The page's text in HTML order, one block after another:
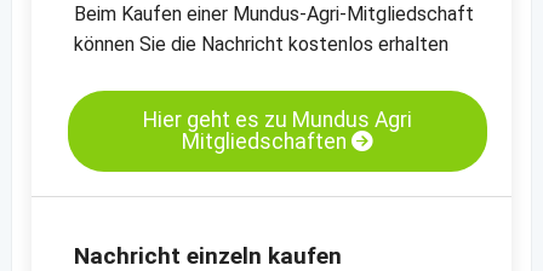
-weitere Preischarts
Beim Kaufen einer Mundus-Agri-Mitgliedschaft
können Sie die Nachricht kostenlos erhalten
Hier geht es zu Mundus Agri
Mitgliedschaften
Nachricht einzeln kaufen